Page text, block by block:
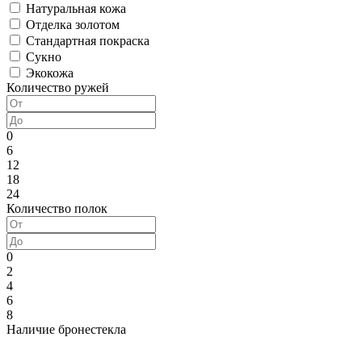
Натуральная кожа
Отделка золотом
Стандартная покраска
Сукно
Экокожа
Количество ружей
0
6
12
18
24
Количество полок
0
2
4
6
8
Наличие бронестекла